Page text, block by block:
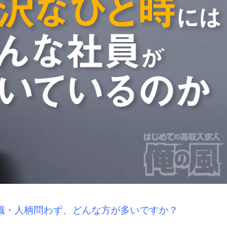
人柄問わず、どんな方が多いですか？